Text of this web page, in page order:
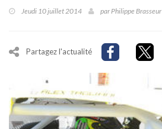
Jeudi 10 juillet 2014 parPhilippe Brasseur
Partagez l'actualité